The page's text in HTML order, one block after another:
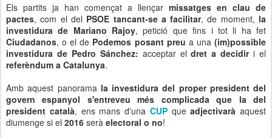
Els partits ja han començat a llençar missatges en clau de
pactes, com el del PSOE tancant-se a facilitar, de moment, la
investidura de Mariano Rajoy, petició que fins i tot li ha fet
Ciudadanos, o el de Podemos posant preu a una(im)possible
investidura de Pedro Sánchez: acceptar eldret a decidiri el
referèndum a Catalunya.
Amb aquest panorama la investidura del proper president del
govern espanyol s'entreveu més complicada que la del
president català, ens mans d'una CUPqueadjectivarà aquest
diumenge si el 2016 serà electoral o no!